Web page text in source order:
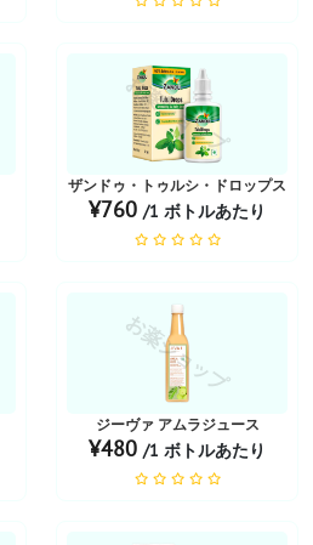
お薬ショップ
ザンドゥ・トゥルシ・ドロップス
¥760 /1 ボトルあたり
お薬ショップ
ジーヴァ アムラジュース
¥480 /1 ボトルあたり